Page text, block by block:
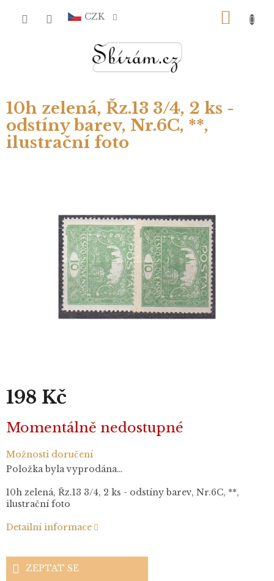
CZK
10h zelená, Řz.13 3/4, 2 ks -
odstíny barev, Nr.6C, **,
ilustrační foto
198 Kč
cena:
Momentálně nedostupné
Možnosti doručení
Položka byla vyprodána…
10h zelená, Řz.13 3/4, 2 ks - odstíny barev, Nr.6C, **,
ilustrační foto
Detailní informace
ZEPTAT SE